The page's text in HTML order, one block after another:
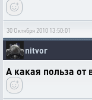
30 Октября 2010 13:50:01
nitvor
А какая польза от